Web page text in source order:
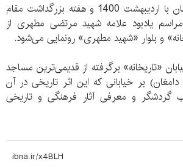
ترابی اظهار کرد: همزمان با اردیبهشت 1400 و هفته بزرگداشت مقام
یادبود علامه شهید مرتضی مطهری از
و بلوار «شهید مطهری» رونمایی می‌شود.
«تاریخانه» برگرفته از قدیمی‌ترین مساجد
بر خیابانی که این اثر تاریخی در آن
گردشگر و معرفی آثار فرهنگی و تاریخی